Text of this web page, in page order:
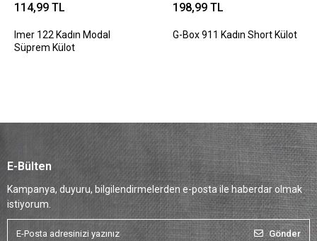
114,99 TL
Imer 122 Kadın Modal
Süprem Külot
198,99 TL
G-Box 911 Kadın Short Külot
E-Bülten
Kampanya, duyuru, bilgilendirmelerden e-posta ile haberdar olmak
istiyorum.
Gönder